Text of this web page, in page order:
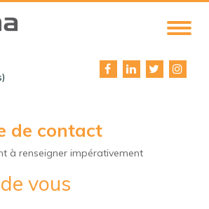
de contact
à renseigner impérativement
vous